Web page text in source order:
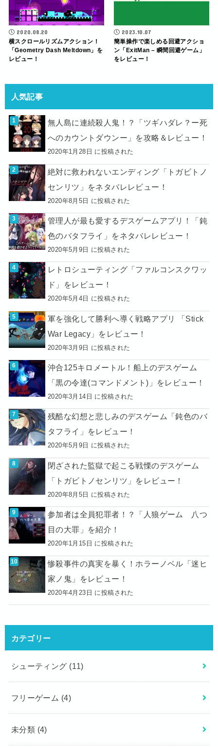
2020.08.20
横スクロールリズムアクション！
「Geometry Dash Meltdown」を
レビュー！
2023.10.07
簡単操作で楽しめる回避アクショ
ン「ExitMan – 瞬間回避ゲーム」
をレビュー！
人気記事
無人島に連続殺人鬼！？「ツギハダレ？ー死
へのカウントダウンー」を攻略＆レビュー！
2020年1月28日 に投稿された
絶対に救われないエンディング「トガビトノ
センリツ」をネタバレレビュー！
2020年8月5日 に投稿された
管理人が最も愛するデスゲームアプリ！「鈍
色のバタフライ」をネタバレレビュー！
2020年5月9日 に投稿された
レトロシューティング「ファルコンスクワッ
ド」をレビュー！
2020年5月4日 に投稿された
軍を強化して勝利へ導く戦略アプリ 「Stick
War Legacy」をレビュー！
2020年3月9日 に投稿された
沖合125キロメートル！船上のデスゲーム
「黒の令達(コマンドメント)」をレビュー！
2020年3月14日 に投稿された
残酷な幻想と悲しみのデスゲーム「鈍色のバ
タフライ」をレビュー！
2020年5月9日 に投稿された
閉ざされた監獄で起こる戦慄のデスゲーム
「トガビトノセンリツ」をレビュー！
2020年8月5日 に投稿された
参加者は全員犯罪者！？「人狼ゲーム 八つ
目の大罪」を紹介！
2020年1月15日 に投稿された
惨殺事件の真実を暴く！ホラーノベル「迷ヒ
家ノ鬼」をレビュー！
2020年4月23日 に投稿された
カテゴリー
シューティング (11)
フリーゲーム (4)
未分類 (4)